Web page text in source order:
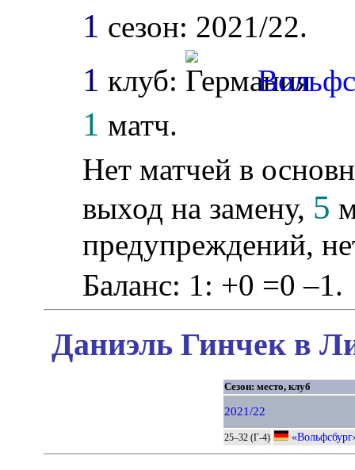
1 сезон: 2021/22.
1 клуб:
1 матч.
Нет матчей в
выход на замену, 5
предупреждений,
Баланс: 1: +0 =0 –1.
Даниэль Гинчек в
Сезон: место, клуб
2021/22
25–32 (Г-4)